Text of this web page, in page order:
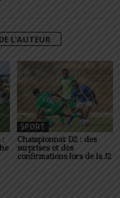
L'AUTEUR
:
SPORT
Championnat D2 : des
surprises et des
confirmations lors de la J2